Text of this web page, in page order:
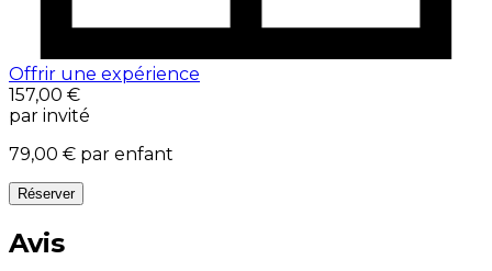
Offrir une expérience
157,00 €
par invité
79,00 € par enfant
Réserver
Avis